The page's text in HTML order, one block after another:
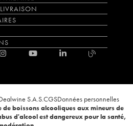
S.A.S.CGSDonnées personnelles
de boissons alcooliques aux mineurs de
d'alcool est dangereux pour la santé,